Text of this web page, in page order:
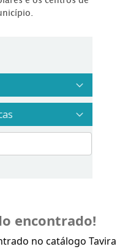
encontrado!
no catálogo Tavira